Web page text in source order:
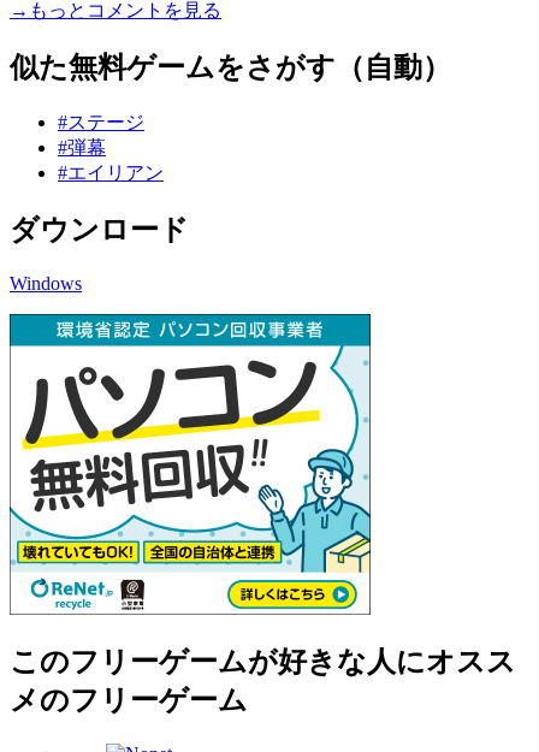
→もっとコメントを見る
似た無料ゲームをさがす（自動）
#ステージ
#弾幕
#エイリアン
ダウンロード
Windows
このフリーゲームが好きな人にオスス
メのフリーゲーム